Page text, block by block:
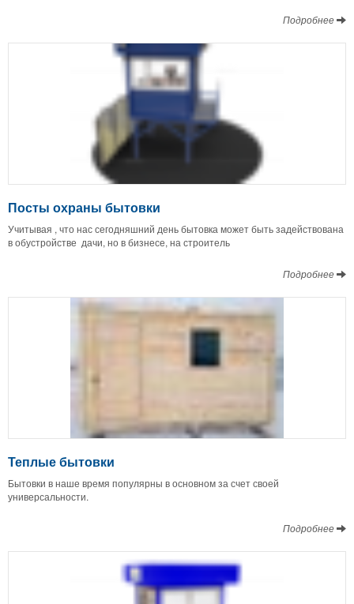
Подробнее
Посты охраны бытовки
Учитывая , что нас сегодняшний день бытовка может быть задействована
в обустройстве дачи, но в бизнесе, на строитель
Подробнее
Теплые бытовки
Бытовки в наше время популярны в основном за счет своей
универсальности.
Подробнее